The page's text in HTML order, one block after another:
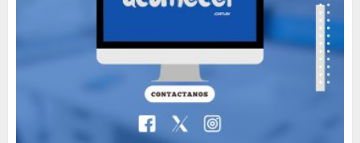
MAYO 16, 2024
Searching for the
forgotten heroes of World
War Two
MAYO 14, 2024